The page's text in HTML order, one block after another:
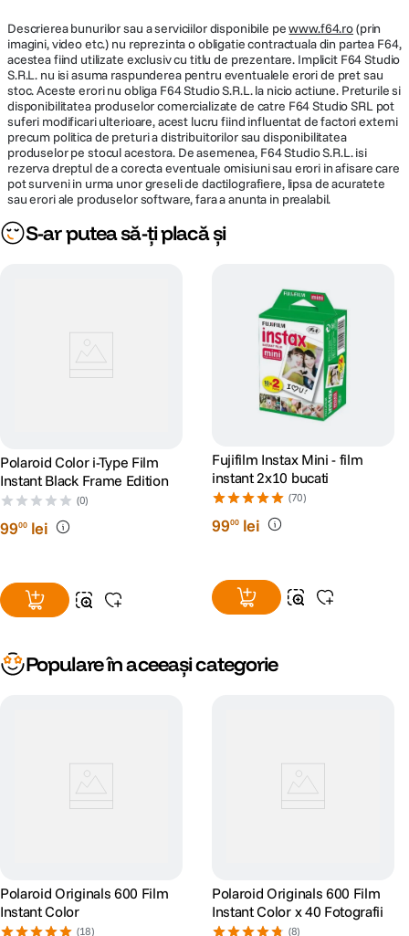
Descrierea bunurilor sau a serviciilor disponibile pewww.f64.ro(prin
imagini, video etc.) nu reprezinta o obligatie contractuala din partea F64,
acestea fiind utilizate exclusiv cu titlu de prezentare. Implicit F64 Studio
S.R.L. nu isi asuma raspunderea pentru eventualele erori de pret sau
stoc. Aceste erori nu obliga F64 Studio S.R.L. la nicio actiune. Preturile si
disponibilitatea produselor comercializate de catre F64 Studio SRL pot
suferi modificari ulterioare, acest lucru fiind influentat de factori externi
precum politica de preturi a distribuitorilor sau disponibilitatea
produselor pe stocul acestora. De asemenea, F64 Studio S.R.L. isi
rezerva dreptul de a corecta eventuale omisiuni sau erori in afisare care
pot surveni in urma unor greseli de dactilografiere, lipsa de acuratete
sau erori ale produselor software, fara a anunta in prealabil.
S-ar putea să-ți placă și
Polaroid Color i-Type Film
Instant Black Frame Edition
(0)
9900 lei
Fujifilm Instax Mini - film
instant 2x10 bucati
(70)
9900 lei
Populare în aceeași categorie
Polaroid Originals 600 Film
Instant Color
(18)
Polaroid Originals 600 Film
Instant Color x 40 Fotografii
(8)